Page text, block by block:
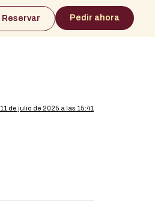
Reservar Pedir ahora
11 de julio de 2025 a las 15:41